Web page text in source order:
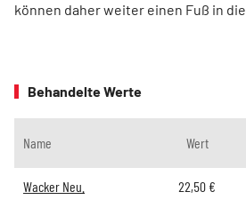
können daher weiter einen Fuß in die
Behandelte Werte
Name Wert
Wacker Neu. 22,50 €